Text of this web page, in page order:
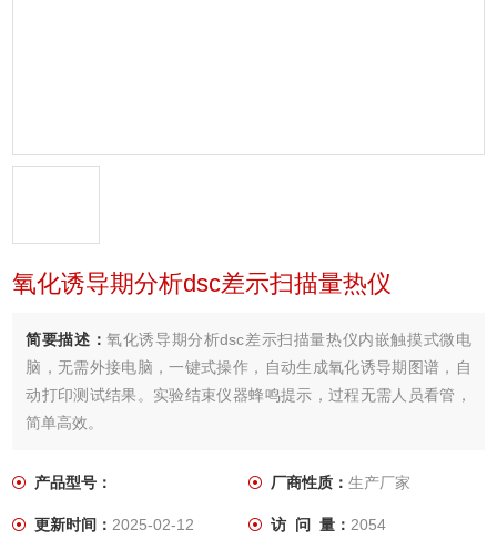
氧化诱导期分析dsc差示扫描量热仪
简要描述：氧化诱导期分析dsc差示扫描量热仪内嵌触摸式微电
脑，无需外接电脑，一键式操作，自动生成氧化诱导期图谱，自
动打印测试结果。实验结束仪器蜂鸣提示，过程无需人员看管，
简单高效。
产品型号： 厂商性质： 生产厂家
更新时间：2025-02-12 访 问 量： 2054